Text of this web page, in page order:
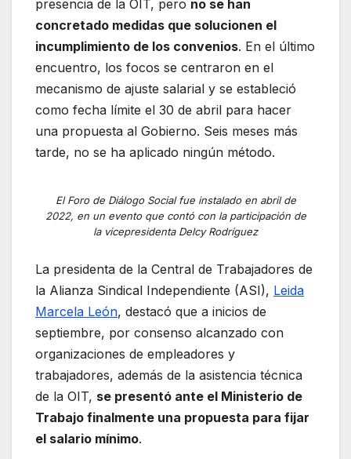
presencia de la OIT, pero no se han
concretado medidas que solucionen el
incumplimiento de los convenios. En el último
encuentro, los focos se centraron en el
mecanismo de ajuste salarial y se estableció
como fecha límite el 30 de abril para hacer
una propuesta al Gobierno. Seis meses más
tarde, no se ha aplicado ningún método.
El Foro de Diálogo Social fue instalado en abril de
2022, en un evento que contó con la participación de
la vicepresidenta Delcy Rodríguez
La presidenta de la Central de Trabajadores de
la Alianza Sindical Independiente (ASI), Leida
Marcela León, destacó que a inicios de
septiembre, por consenso alcanzado con
organizaciones de empleadores y
trabajadores, además de la asistencia técnica
de la OIT, se presentó ante el Ministerio de
Trabajo finalmente una propuesta para fijar
el salario mínimo.